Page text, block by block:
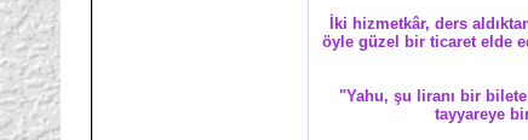
İki hizmetkâr, ders
öyle güzel bir ticaret elde
"Yahu, şu liranı bir
tayyareye